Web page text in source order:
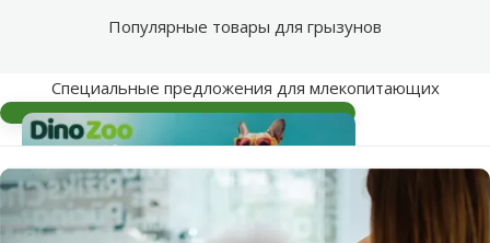
Популярные товары для грызунов
Специальные предложения для млекопитающих